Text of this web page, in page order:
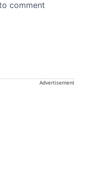
Advertisement